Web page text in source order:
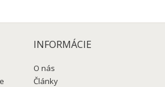
INFORMÁCIE
O nás
Články